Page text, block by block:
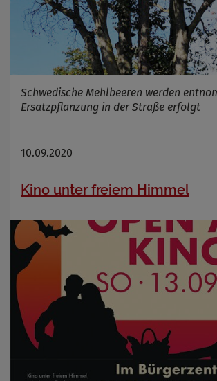
Schwedische Mehlbeeren werden
Ersatzpflanzung in der Straße erfolgt
10.09.2020
Kino unter freiem Himmel